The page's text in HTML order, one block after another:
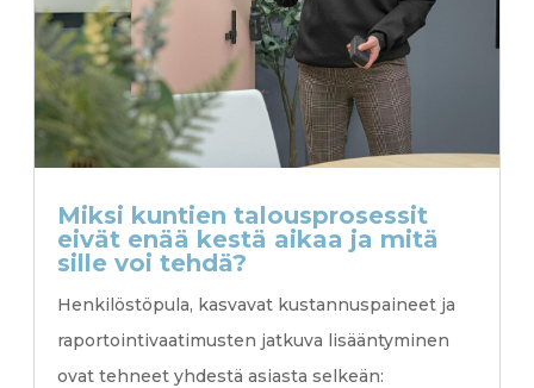
Miksi kuntien talousprosessit
eivät enää kestä aikaa ja mitä
sille voi tehdä?
Henkilöstöpula, kasvavat kustannuspaineet ja
raportointivaatimusten jatkuva lisääntyminen
ovat tehneet yhdestä asiasta selkeän: